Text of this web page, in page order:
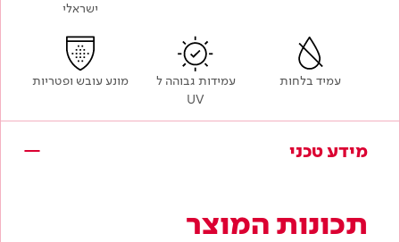
ישראלי
עמיד בלחות
עמידות גבוהה ל
UV
מונע עובש ופטריות
מידע טכני
תכונות המוצר